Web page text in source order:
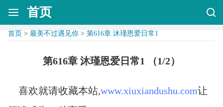
首页
首页 > 最美不过遇见你 > 第616章 沐瑾恩爱日常1
第616章 沐瑾恩爱日常1 （1/2）
喜欢就请收藏本站,www.xiuxiandushu.com让